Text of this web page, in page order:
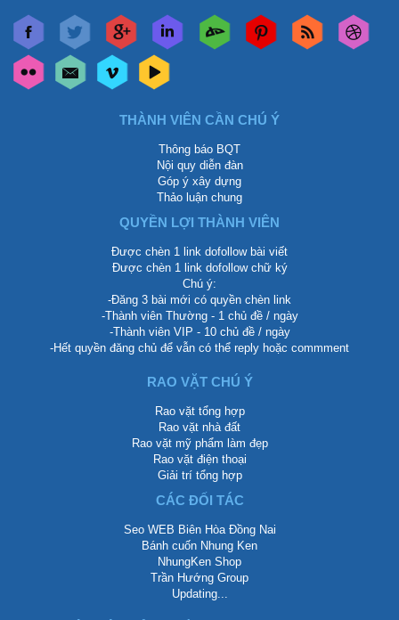
THÀNH VIÊN CẦN CHÚ Ý
Thông báo BQT
Nội quy diễn đàn
Góp ý xây dựng
Thảo luận chung
QUYỀN LỢI THÀNH VIÊN
Được chèn 1 link dofollow bài viết
Được chèn 1 link dofollow chữ ký
Chú ý:
-Đăng 3 bài mới có quyền chèn link
-Thành viên Thường - 1 chủ đề / ngày
-Thành viên VIP - 10 chủ đề / ngày
-Hết quyền đăng chủ để vẫn có thể reply hoặc commment
RAO VẶT CHÚ Ý
Rao vặt tổng hợp
Rao vặt nhà đất
Rao vặt mỹ phẩm làm đẹp
Rao vặt điện thoại
Giải trí tổng hợp
CÁC ĐỐI TÁC
Seo WEB Biên Hòa Đồng Nai
Bánh cuốn Nhung Ken
NhungKen Shop
Trần Hướng Group
Updating...